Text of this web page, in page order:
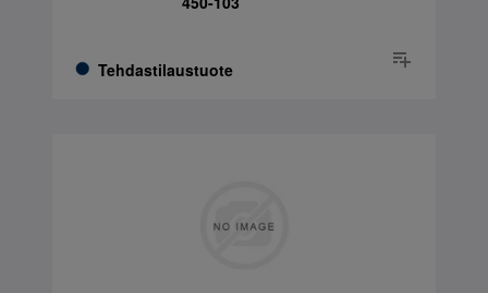
Tehdastilaustuote